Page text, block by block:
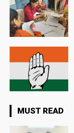
MUST READ